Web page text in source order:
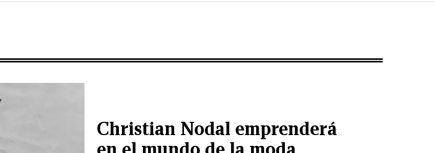
Christian Nodal emprenderá